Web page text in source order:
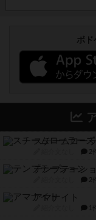
ボド
スチームロー
2
テンプテーシ
2
アマナイト
1